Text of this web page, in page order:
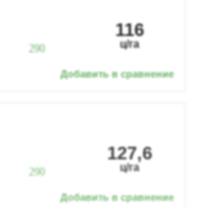
Добавить в сравнение
290
116
ц/га
Добавить в сравнение
290
127,6
ц/га